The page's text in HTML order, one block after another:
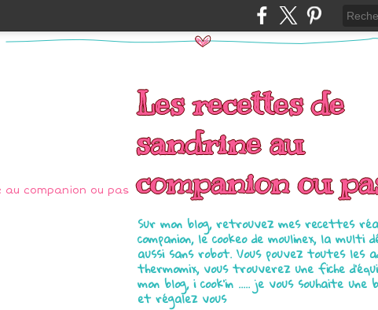
Les recettes de
sandrine au
companion ou
Sur mon blog, retrouvez mes recettes
companion, le cookeo de moulinex, la multi
aussi sans robot. Vous pouvez toutes les
thermomix, vous trouverez une fiche
mon blog, i cook'in ..... je vous souhaite une
et régalez vous